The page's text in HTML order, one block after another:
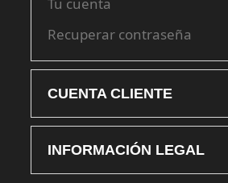
Recuperar contraseña
CUENTA CLIENTE
INFORMACIÓN LEGAL